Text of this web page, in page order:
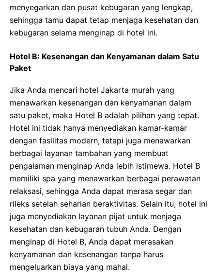
menyegarkan dan pusat kebugaran yang lengkap,
sehingga tamu dapat tetap menjaga kesehatan dan
kebugaran selama menginap di hotel ini.
Hotel B: Kesenangan dan Kenyamanan dalam Satu
Paket
Jika Anda mencari hotel Jakarta murah yang
menawarkan kesenangan dan kenyamanan dalam
satu paket, maka Hotel B adalah pilihan yang tepat.
Hotel ini tidak hanya menyediakan kamar-kamar
dengan fasilitas modern, tetapi juga menawarkan
berbagai layanan tambahan yang membuat
pengalaman menginap Anda lebih istimewa. Hotel B
memiliki spa yang menawarkan berbagai perawatan
relaksasi, sehingga Anda dapat merasa segar dan
rileks setelah seharian beraktivitas. Selain itu, hotel ini
juga menyediakan layanan pijat untuk menjaga
kesehatan dan kebugaran tubuh Anda. Dengan
menginap di Hotel B, Anda dapat merasakan
kenyamanan dan kesenangan tanpa harus
mengeluarkan biaya yang mahal.